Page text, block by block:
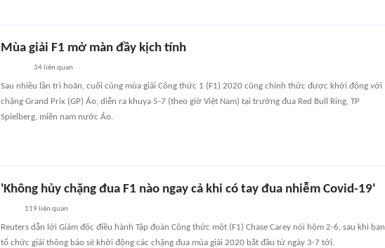
Mùa giải F1 mở màn đầy kịch tính
34 liên quan
Sau nhiều lần trì hoãn, cuối cùng mùa giải Công thức 1 (F1) 2020 cũng chính thức được khởi động với
chặng Grand Prix (GP) Áo, diễn ra khuya 5-7 (theo giờ Việt Nam) tại trường đua Red Bull Ring, TP
Spielberg, miền nam nước Áo.
'Không hủy chặng đua F1 nào ngay cả khi có tay đua nhiễm Covid-19'
119 liên quan
Reuters dẫn lời Giám đốc điều hành Tập đoàn Công thức một (F1) Chase Carey nói hôm 2-6, sau khi ban
tổ chức giải thông báo sẽ khởi động các chặng đua mùa giải 2020 bắt đầu từ ngày 3-7 tới.